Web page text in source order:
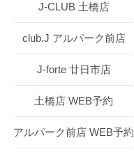
J-CLUB 土橋店
club.J アルパーク前店
J-forte 廿日市店
土橋店 WEB予約
アルパーク前店 WEB予約